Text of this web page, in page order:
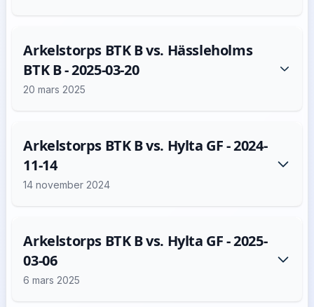
Arkelstorps BTK B vs. Hässleholms
BTK B - 2025-03-20
20 mars 2025
Arkelstorps BTK B vs. Hylta GF - 2024-
11-14
14 november 2024
Arkelstorps BTK B vs. Hylta GF - 2025-
03-06
6 mars 2025